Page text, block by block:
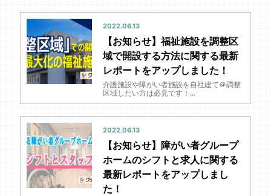
2022.06.13
【お知らせ】福祉施設を調整区
域で開設する方法に関する最新
レポートをアップしました！
介護施設や障がい者施設を自社建て＠調整
区域したい方は必見です！...
2022.06.13
【お知らせ】障がい者グループ
ホームのシフトと求人に関する
最新レポートをアップしまし
た！